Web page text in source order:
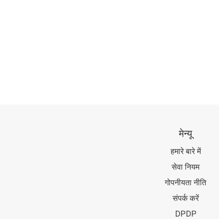
मेन्यू
हमारे बारे में
सेवा नियम
गोपनीयता नीति
संपर्क करें
DPDP